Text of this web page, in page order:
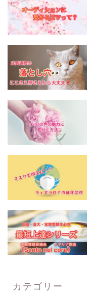
カテゴリー